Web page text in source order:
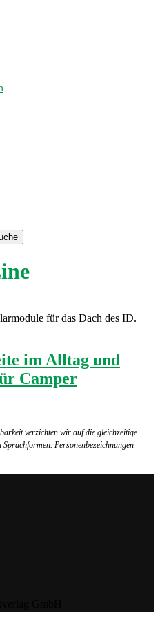
für das Dach des ID.
im Alltag und
Camper
verzichten wir auf die gleichzeitige
Personenbezeichnungen